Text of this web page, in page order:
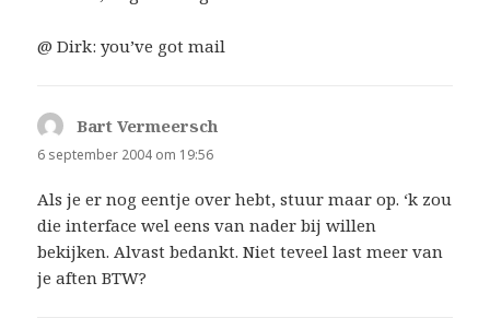
@ Dirk: you’ve got mail
Bart Vermeersch
6 september 2004 om 19:56
Als je er nog eentje over hebt, stuur maar op. ‘k zou
die interface wel eens van nader bij willen
bekijken. Alvast bedankt. Niet teveel last meer van
je aften BTW?